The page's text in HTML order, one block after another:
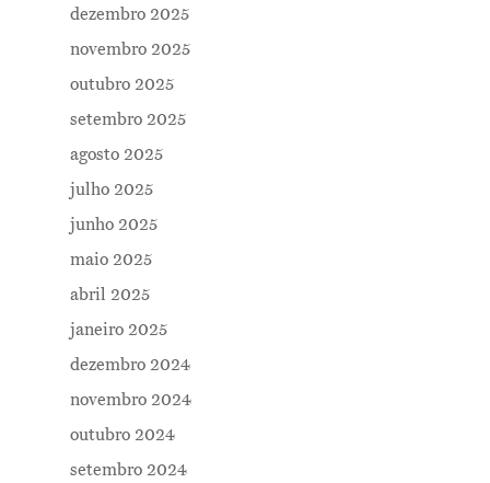
dezembro 2025
novembro 2025
outubro 2025
setembro 2025
agosto 2025
julho 2025
junho 2025
maio 2025
abril 2025
janeiro 2025
dezembro 2024
novembro 2024
outubro 2024
setembro 2024